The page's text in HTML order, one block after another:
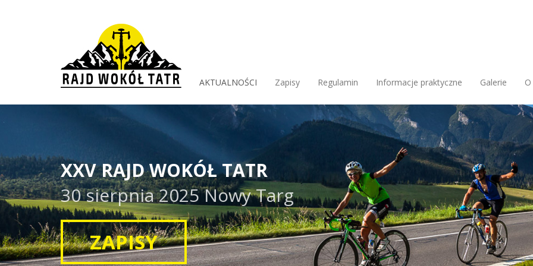
AKTUALNOŚCI Zapisy Regulamin Informacje praktyczne Galerie
XXV RAJD WOKÓŁ TATR
30 sierpnia 2025 Nowy Targ
ZAPISY